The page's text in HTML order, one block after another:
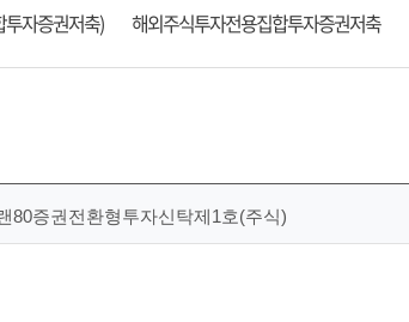
자증권저축)
해외주식투자전용집합투자증권저축
80증권전환형투자신탁제1호(주식)